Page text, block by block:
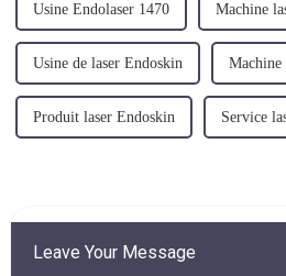
Usine Endolaser 1470 Machine
Usine de laser Endoskin
Produit laser Endoskin Service
Leave Your Message